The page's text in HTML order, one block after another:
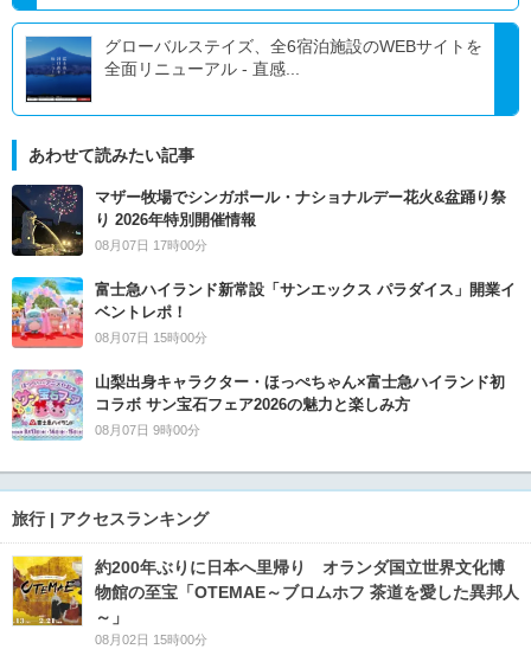
グローバルステイズ、全6宿泊施設のWEBサイトを
全面リニューアル - 直感...
あわせて読みたい記事
マザー牧場でシンガポール・ナショナルデー花火&盆踊り祭
り 2026年特別開催情報
08月07日 17時00分
富士急ハイランド新常設「サンエックス パラダイス」開業イ
ベントレポ！
08月07日 15時00分
山梨出身キャラクター・ほっぺちゃん×富士急ハイランド初
コラボ サン宝石フェア2026の魅力と楽しみ方
08月07日 9時00分
旅行 | アクセスランキング
約200年ぶりに日本へ里帰り オランダ国立世界文化博
物館の至宝「OTEMAE～ブロムホフ 茶道を愛した異邦人
～」
08月02日 15時00分